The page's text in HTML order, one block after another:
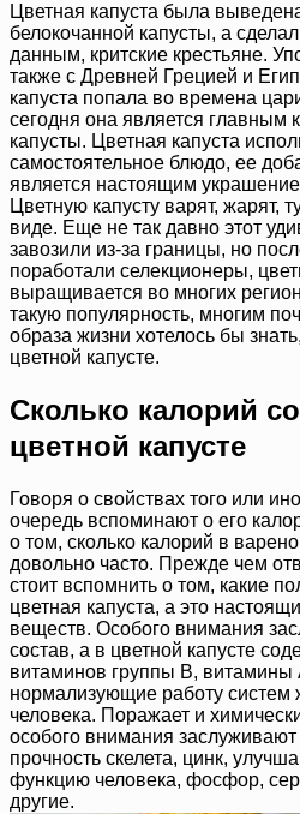
Цветная капуста была
белокочанной капусты, а
данным, критские крестьяне.
также с Древней Грецией и
капуста попала во времена
сегодня она является главным
капусты. Цветная капуста
самостоятельное блюдо, ее
является настоящим
Цветную капусту варят, жарят,
виде. Еще не так давно этот
завозили из-за границы, но
поработали селекционеры,
выращивается во многих
такую популярность, многим
образа жизни хотелось бы
цветной капусте.
Сколько калорий
цветной капусте
Говоря о свойствах того или
очередь вспоминают о его
о том, сколько калорий в
довольно часто. Прежде чем
стоит вспомнить о том, какие
цветная капуста, а это
веществ. Особого внимания
состав, а в цветной капусте
витаминов группы B, витамины
нормализующие работу систем
человека. Поражает и
особого внимания
прочность скелета, цинк,
функцию человека, фосфор,
другие.